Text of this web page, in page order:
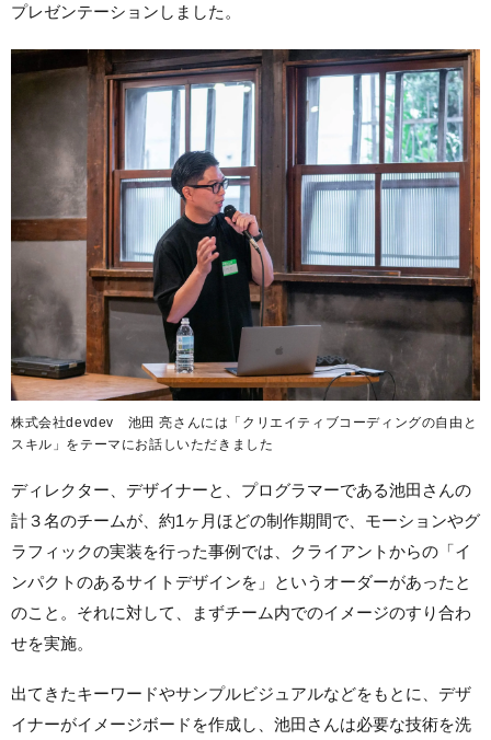
プレゼンテーションしました。
株式会社devdev 池田 亮さんには「クリエイティブコーディングの自由と
スキル」をテーマにお話しいただきました
ディレクター、デザイナーと、プログラマーである池田さんの
計３名のチームが、約1ヶ月ほどの制作期間で、モーションやグ
ラフィックの実装を行った事例では、クライアントからの「イ
ンパクトのあるサイトデザインを」というオーダーがあったと
のこと。それに対して、まずチーム内でのイメージのすり合わ
せを実施。
出てきたキーワードやサンプルビジュアルなどをもとに、デザ
イナーがイメージボードを作成し、池田さんは必要な技術を洗